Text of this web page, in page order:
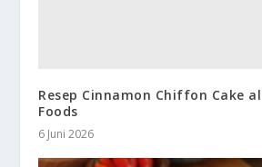
Resep Cinnamon Chiffon Cake
Foods
6 Juni 2026